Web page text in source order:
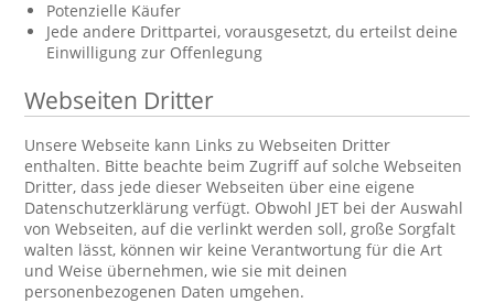
Potenzielle Käufer
Jede andere Drittpartei, vorausgesetzt, du erteilst deine
Einwilligung zur Offenlegung
Webseiten Dritter
Unsere Webseite kann Links zu Webseiten Dritter
enthalten. Bitte beachte beim Zugriff auf solche Webseiten
Dritter, dass jede dieser Webseiten über eine eigene
Datenschutzerklärung verfügt. Obwohl JET bei der Auswahl
von Webseiten, auf die verlinkt werden soll, große Sorgfalt
walten lässt, können wir keine Verantwortung für die Art
und Weise übernehmen, wie sie mit deinen
personenbezogenen Daten umgehen.